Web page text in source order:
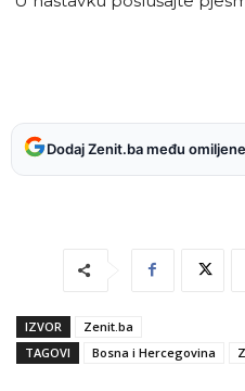
Dodaj Zenit.ba među
IZVOR
Zenit.ba
TAGOVI
Bosna i Hercegovina